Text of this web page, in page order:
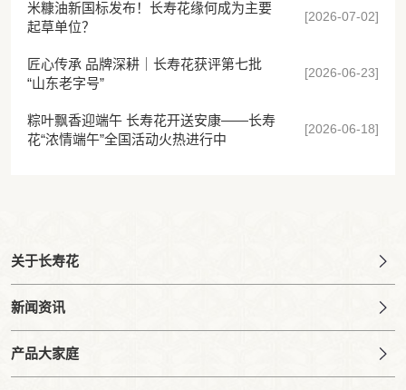
米糠油新国标发布！长寿花缘何成为主要
起草单位？
[2026-07-02]
匠心传承 品牌深耕｜长寿花获评第七批
“山东老字号”
[2026-06-23]
粽叶飘香迎端午 长寿花开送安康——长寿
花“浓情端午”全国活动火热进行中
[2026-06-18]
关于长寿花
新闻资讯
产品大家庭